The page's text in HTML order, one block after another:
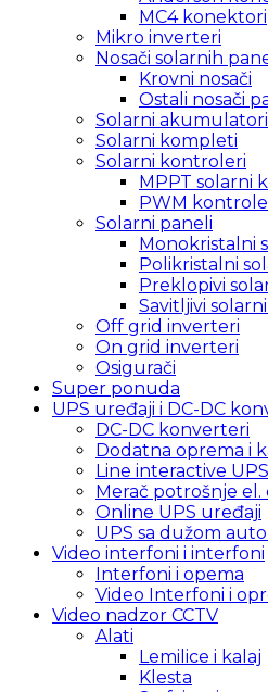
MC4 konektori
Mikro inverteri
Nosači solarnih
Krovni nosači
Ostali nosači
Solarni akumulatori
Solarni kompleti
Solarni kontroleri
MPPT solarni
PWM
Solarni paneli
Monokristalni
Polikristalni
Preklopivi
Savitljivi
Off grid inverteri
On grid inverteri
Osigurači
Super ponuda
UPS uređaji i DC-DC
DC-DC konverteri
Dodatna oprema i
Line interactive UPS
Merač potrošnje el.
Online UPS uređaji
UPS sa dužom
Video interfoni i interfoni
Interfoni i opema
Video Interfoni i
Video nadzor CCTV
Alati
Lemilice i kalaj
Klesta